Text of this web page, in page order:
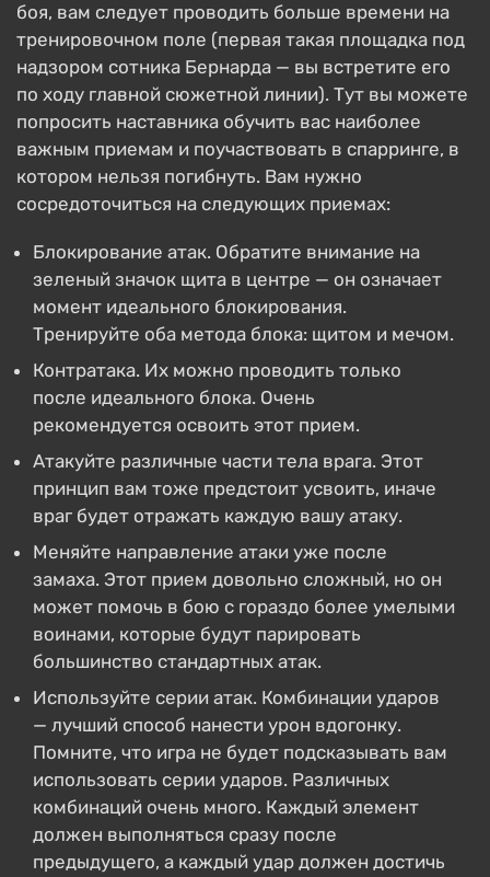
боя, вам следует проводить больше времени на
тренировочном поле (первая такая площадка под
надзором сотника Бернарда — вы встретите его
по ходу главной сюжетной линии). Тут вы можете
попросить наставника обучить вас наиболее
важным приемам и поучаствовать в спарринге, в
котором нельзя погибнуть. Вам нужно
сосредоточиться на следующих приемах:
Блокирование атак. Обратите внимание на
зеленый значок щита в центре — он означает
момент идеального блокирования.
Тренируйте оба метода блока: щитом и мечом.
Контратака. Их можно проводить только
после идеального блока. Очень
рекомендуется освоить этот прием.
Атакуйте различные части тела врага. Этот
принцип вам тоже предстоит усвоить, иначе
враг будет отражать каждую вашу атаку.
Меняйте направление атаки уже после
замаха. Этот прием довольно сложный, но он
может помочь в бою с гораздо более умелыми
воинами, которые будут парировать
большинство стандартных атак.
Используйте серии атак. Комбинации ударов
— лучший способ нанести урон вдогонку.
Помните, что игра не будет подсказывать вам
использовать серии ударов. Различных
комбинаций очень много. Каждый элемент
должен выполняться сразу после
предыдущего, а каждый удар должен достичь